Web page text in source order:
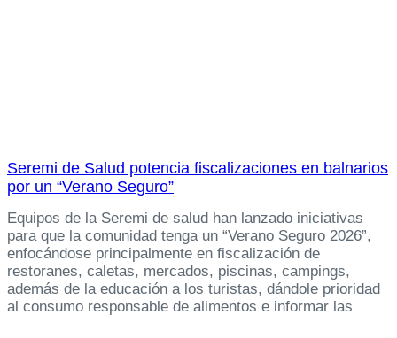
Seremi de Salud potencia fiscalizaciones en balnarios
por un “Verano Seguro”
Equipos de la Seremi de salud han lanzado iniciativas
para que la comunidad tenga un “Verano Seguro 2026”,
enfocándose principalmente en fiscalización de
restoranes, caletas, mercados, piscinas, campings,
además de la educación a los turistas, dándole prioridad
al consumo responsable de alimentos e informar las